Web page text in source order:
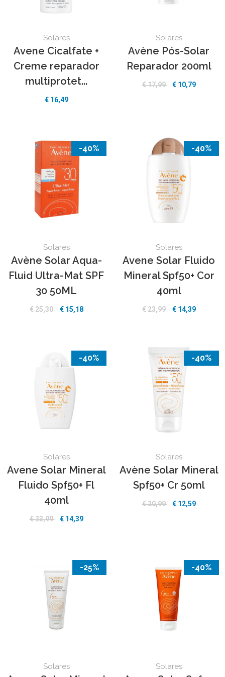
Solares
Avene Cicalfate +
Creme reparador
multiprotet...
€ 16,49
Solares
Avène Pós-Solar
Reparador 200ml
€ 17,99 € 10,79
-40%
Solares
Avène Solar Aqua-
Fluid Ultra-Mat SPF
30 50ML
€ 25,30 € 15,18
-40%
Solares
Avene Solar Fluido
Mineral Spf50+ Cor
40ml
€ 23,99 € 14,39
-40%
Solares
Avene Solar Mineral
Fluido Spf50+ Fl
40ml
€ 23,99 € 14,39
-40%
Solares
Avène Solar Mineral
Spf50+ Cr 50ml
€ 20,99 € 12,59
-25%
Solares
-40%
Solares